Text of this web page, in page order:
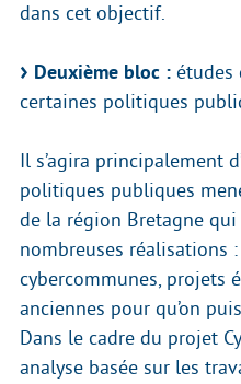
dans cet objectif.
Deuxième bloc : études
certaines politiques
Il s’agira principalement
politiques publiques
de la région Bretagne
nombreuses réalisations
cybercommunes, projets
anciennes pour qu’on
Dans le cadre du projet
analyse basée sur les